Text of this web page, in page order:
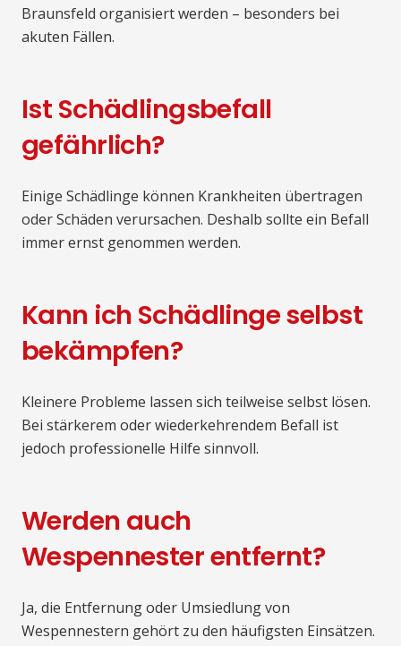
Braunsfeld organisiert werden – besonders bei
akuten Fällen.
Ist Schädlingsbefall
gefährlich?
Einige Schädlinge können Krankheiten übertragen
oder Schäden verursachen. Deshalb sollte ein Befall
immer ernst genommen werden.
Kann ich Schädlinge selbst
bekämpfen?
Kleinere Probleme lassen sich teilweise selbst lösen.
Bei stärkerem oder wiederkehrendem Befall ist
jedoch professionelle Hilfe sinnvoll.
Werden auch
Wespennester entfernt?
Ja, die Entfernung oder Umsiedlung von
Wespennestern gehört zu den häufigsten Einsätzen.